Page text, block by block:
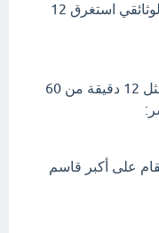
معطى أن الفلم الوثائقي استغرق 12
الآن، نريد معرفة ما هو الكسر الذي يمثل 12 دقيقة من 60
على أكبر قاسم